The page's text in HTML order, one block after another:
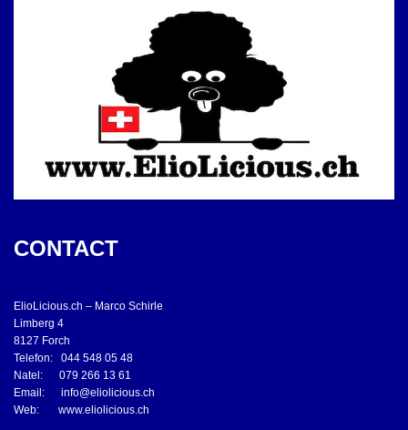
CONTACT
ElioLicious.ch – Marco Schirle
Limberg 4
8127 Forch
Telefon: 044 548 05 48
Natel: 079 266 13 61
Email: info@eliolicious.ch
Web: www.eliolicious.ch